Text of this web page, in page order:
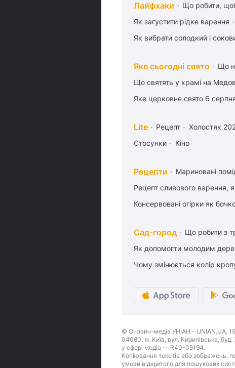
Лайфхаки Що робити,
Як загустити рідке варення
Як вибрати солодкий і
Яке сьогодні свято Що
Що святять у храмі на
Яке церковне свято 6
Lite Рецепт Холостяк
Стосунки
Кіно
Рецепти Мариновані
Рецепт сливового варення,
Консервовані огірки як
Сад-город Що робити з
Як допомогти молодим
Чому змінюється колір
© Онлайн-медіа УНІАН - UNIAN.UA,
04080, м. Київ, вул. Кирилівська,
у сфері медіа — R40-05194.
Копіювання текстів або зображень,
умови відкритого для пошукових